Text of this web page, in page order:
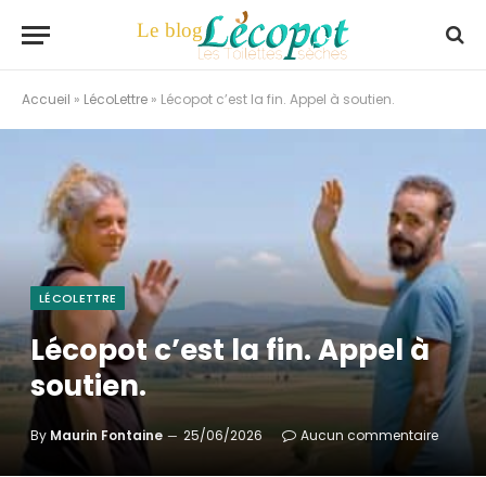
Accueil » LécoLettre » Lécopot c’est la fin. Appel à soutien.
LÉCOLETTRE
Lécopot c’est la fin. Appel à
soutien.
By Maurin Fontaine 25/06/2026 Aucun commentaire